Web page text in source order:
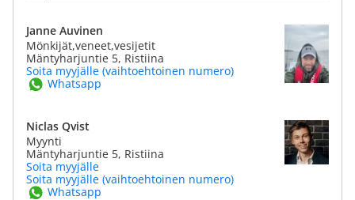
Janne Auvinen
Mönkijät,veneet,vesijetit
Mäntyharjuntie 5, Ristiina
Soita myyjälle (vaihtoehtoinen numero)
Whatsapp
Niclas Qvist
Myynti
Mäntyharjuntie 5, Ristiina
Soita myyjälle
Soita myyjälle (vaihtoehtoinen numero)
Whatsapp